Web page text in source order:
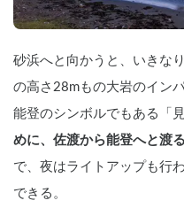
砂浜へと向かうと、いきな
の高さ28mもの大岩のイン
能登のシンボルでもある「
めに、佐渡から能登へと渡
で、夜はライトアップも行
できる。